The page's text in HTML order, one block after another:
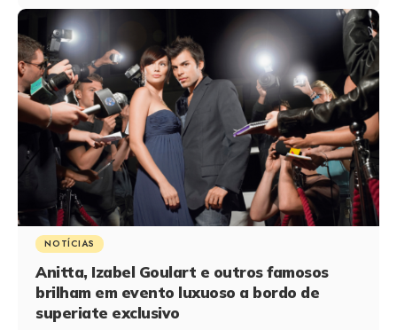
NOTÍCIAS
Anitta, Izabel Goulart e outros famosos
brilham em evento luxuoso a bordo de
superiate exclusivo